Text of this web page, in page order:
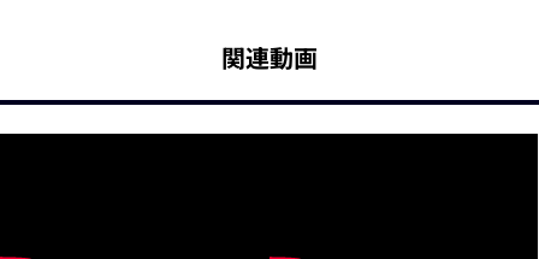
関連動画